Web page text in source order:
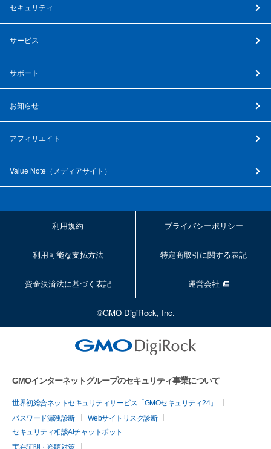
セキュリティ
サービス
サポート
お知らせ
アフィリエイト
Value Note（ メディアサイト ）
利用規約 プライバシーポリシー
利用可能な支払方法 特定商取引に関する表記
資金決済法に基づく表記 運営会社
©GMO DigiRock, Inc.
GMOインターネットグループのセキュリティ事業について
世界初総合ネットセキュリティサービス「GMOセキュリティ24」
パスワード漏洩診断
Webサイトリスク診断
セキュリティ相談AIチャットボット
実在証明・盗聴対策